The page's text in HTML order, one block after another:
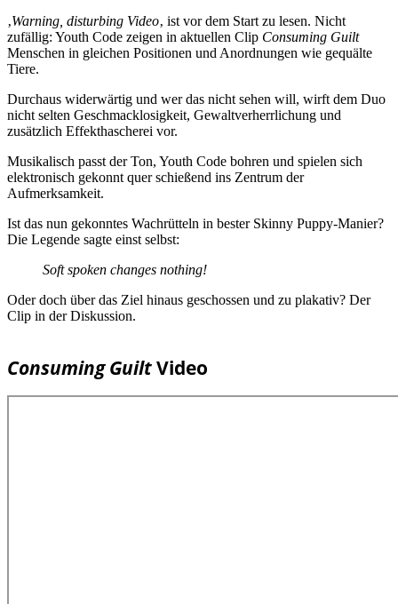
‚Warning, disturbing Video‚ ist vor dem Start zu lesen. Nicht
zufällig: Youth Code zeigen in aktuellen Clip Consuming Guilt
Menschen in gleichen Positionen und Anordnungen wie gequälte
Tiere.
Durchaus widerwärtig und wer das nicht sehen will, wirft dem Duo
nicht selten Geschmacklosigkeit, Gewaltverherrlichung und
zusätzlich Effekthascherei vor.
Musikalisch passt der Ton, Youth Code bohren und spielen sich
elektronisch gekonnt quer schießend ins Zentrum der
Aufmerksamkeit.
Ist das nun gekonntes Wachrütteln in bester Skinny Puppy-Manier?
Die Legende sagte einst selbst:
Soft spoken changes nothing!
Oder doch über das Ziel hinaus geschossen und zu plakativ? Der
Clip in der Diskussion.
Consuming GuiltVideo